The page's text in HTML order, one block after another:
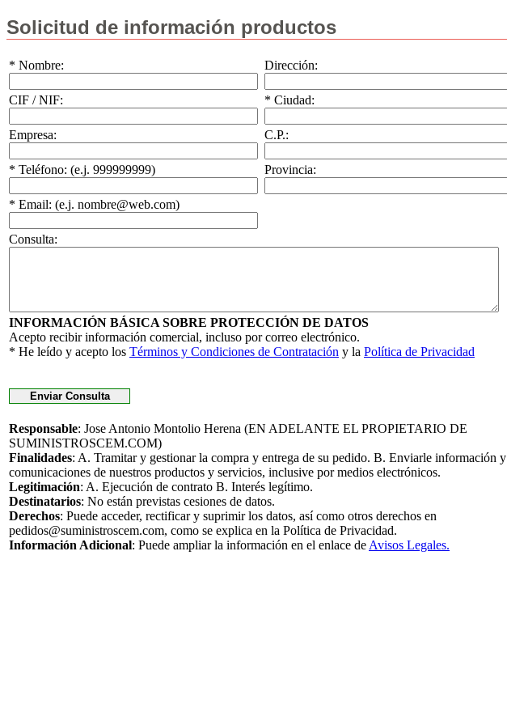
Solicitud de información productos
* Nombre: Dirección:
CIF / NIF: * Ciudad:
Empresa: C.P.:
* Teléfono: (e.j. 999999999) Provincia:
* Email: (e.j. nombre@web.com)
Consulta:
INFORMACIÓN BÁSICA SOBRE PROTECCIÓN DE DATOS
Acepto recibir información comercial, incluso por correo electrónico.
* He leído y acepto los Términos y Condiciones de Contratación y la Política de Privacidad
Responsable: Jose Antonio Montolio Herena (EN ADELANTE EL PROPIETARIO DE
SUMINISTROSCEM.COM)
Finalidades: A. Tramitar y gestionar la compra y entrega de su pedido. B. Enviarle información y
comunicaciones de nuestros productos y servicios, inclusive por medios electrónicos.
Legitimación: A. Ejecución de contrato B. Interés legítimo.
Destinatarios: No están previstas cesiones de datos.
Derechos: Puede acceder, rectificar y suprimir los datos, así como otros derechos en
pedidos@suministroscem.com, como se explica en la Política de Privacidad.
Información Adicional: Puede ampliar la información en el enlace de Avisos Legales.